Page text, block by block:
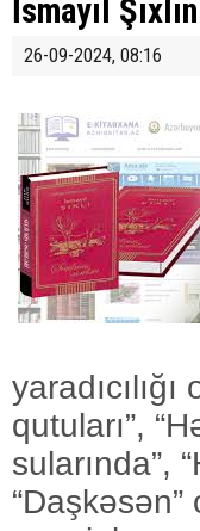
İsmayıl
26-09-2024, 08:16